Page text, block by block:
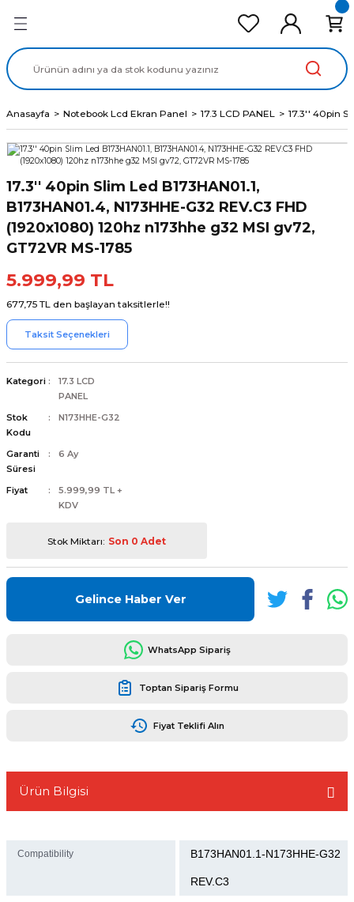
Ekran Panel
Data Kablo
Anasayfa Notebook Lcd Ekran Panel 17.3 LCD PANEL 17.3'' 40pin
17.3'' 40pin Slim Led B173HAN01.1,
B173HAN01.4, N173HHE-G32 REV.C3 FHD
(1920x1080) 120hz n173hhe g32 MSI gv72,
GT72VR MS-1785
5.999,99 TL
677,75 TL den başlayan taksitlerle!!
Taksit Seçenekleri
Kategori
17.3 LCD
PANEL
Stok
Kodu
N173HHE-G32
Garanti
Süresi
6 Ay
Fiyat
5.999,99 TL +
KDV
Stok Miktarı: Son 0 Adet
Gelince Haber Ver
WhatsApp Sipariş
Toptan Sipariş Formu
Fiyat Teklifi Alın
Ürün Bilgisi
Compatibility B173HAN01.1-N173HHE-G32
REV.C3